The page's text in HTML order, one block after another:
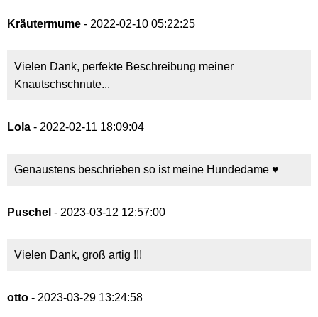
Kräutermume - 2022-02-10 05:22:25
Vielen Dank, perfekte Beschreibung meiner
Knautschschnute...
Lola - 2022-02-11 18:09:04
Genaustens beschrieben so ist meine Hundedame ♥
Puschel - 2023-03-12 12:57:00
Vielen Dank, groß artig !!!
otto - 2023-03-29 13:24:58